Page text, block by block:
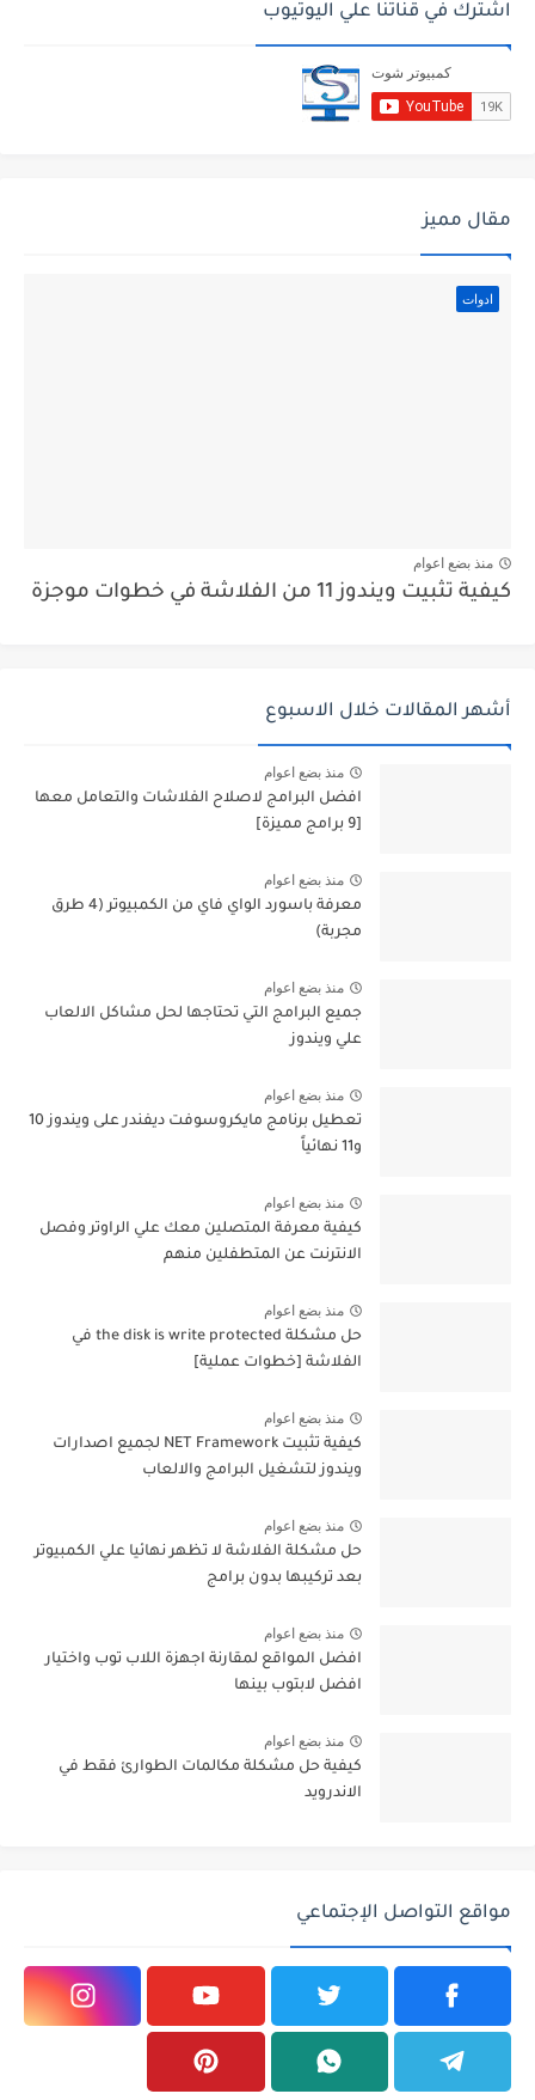
اشترك في قناتنا علي اليوتيوب
مقال مميز
ادوات
منذ بضع اعوام
كيفية تثبيت ويندوز 11 من الفلاشة في خطوات موجزة
أشهر المقالات خلال الاسبوع
منذ بضع اعوام
افضل البرامج لاصلاح الفلاشات والتعامل معها
منذ بضع اعوام
معرفة باسورد الواي فاي من الكمبيوتر (4 طرق
مجربة)
منذ بضع اعوام
جميع البرامج التي تحتاجها لحل مشاكل الالعاب
علي ويندوز
منذ بضع اعوام
تعطيل برنامج مايكروسوفت ديفندر على ويندوز 10
و11 نهائياً
منذ بضع اعوام
كيفية معرفة المتصلين معك علي الراوتر وفصل
الانترنت عن المتطفلين منهم
منذ بضع اعوام
حل مشكلة the disk is write protected في
الفلاشة [خطوات عملية]
منذ بضع اعوام
كيفية تثبيت NET Framework لجميع اصدارات
ويندوز لتشغيل البرامج والالعاب
منذ بضع اعوام
حل مشكلة الفلاشة لا تظهر نهائيا علي الكمبيوتر
بعد تركيبها بدون برامج
منذ بضع اعوام
افضل المواقع لمقارنة اجهزة اللاب توب واختيار
افضل لابتوب بينها
منذ بضع اعوام
كيفية حل مشكلة مكالمات الطوارئ فقط في
الاندرويد
مواقع التواصل الإجتماعي